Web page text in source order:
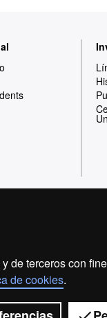
de terceros con
de cookies.
una universidad
a las